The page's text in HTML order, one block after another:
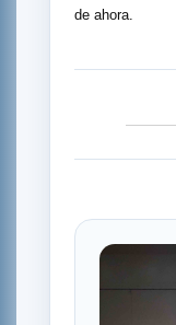
de ahora.